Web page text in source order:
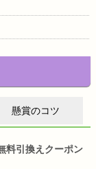
懸賞のコツ
料引換えクーポン